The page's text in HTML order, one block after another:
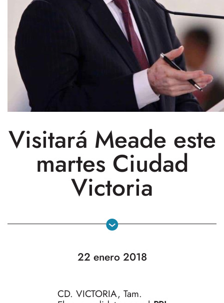
Visitará Meade este
martes Ciudad
Victoria
22 enero 2018
CD. VICTORIA, Tam.